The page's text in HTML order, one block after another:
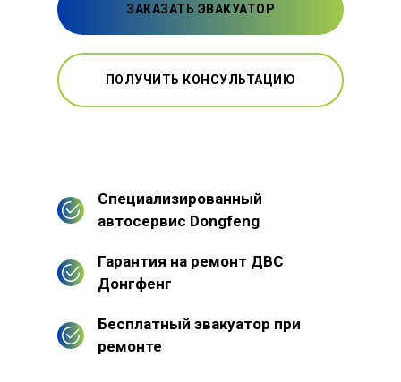
ЗАКАЗАТЬ ЭВАКУАТОР
ПОЛУЧИТЬ КОНСУЛЬТАЦИЮ
Специализированный
автосервис Dongfeng
Гарантия на ремонт ДВС
Донгфенг
Бесплатный эвакуатор при
ремонте